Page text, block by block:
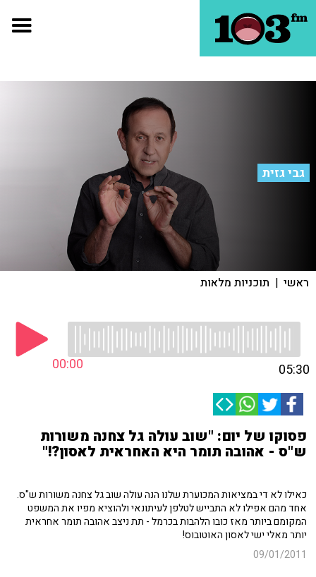
גבי גזית
ראשי | תוכניות מלאות
00:00 05:30
פסוקו של יום: "שוב עולה גל צחנה משורות
ש"ס - אהובה תומר היא האחראית לאסון?!"
כאילו לא די במציאות המכוערת שלנו הנה עולה שוב גל צחנה משורות ש"ס.
אחד מהם אפילו לא התבייש לטלפן לעיתונאי ולהוציא מפיו את המשפט
המקומם ביותר מאז כובו הלהבות בכרמל - תת ניצב אהובה תומר אחראית
יותר מאלי ישי לאסון האוטובוס!
09/01/2011